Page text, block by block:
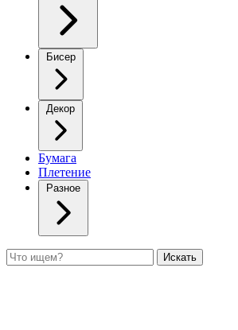
Бисер
Декор
Бумага
Плетение
Разное
Поиск Искать